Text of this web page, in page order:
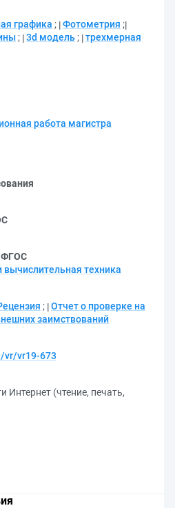
графика ; Фотометрия ;
; 3d модель ; трехмерная
работа магистра
ФГОС
техника
; Отчет о проверке на
заимствований
vr/vr19-673
Интернет (чтение, печать,